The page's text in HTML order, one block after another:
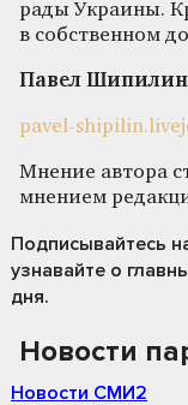
рады Украины.
в собственном
Павел Шипилин
pavel-
Мнение автора
мнением
Подписывайтесь
узнавайте о
дня.
Новости
Новости СМИ2